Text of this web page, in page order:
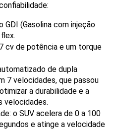
GDI (Gasolina com injeção
cv de potência e um torque
de dupla
7 velocidades, que passou
a durabilidade e a
velocidades.
o SUV acelera de 0 a 100
e atinge a velocidade